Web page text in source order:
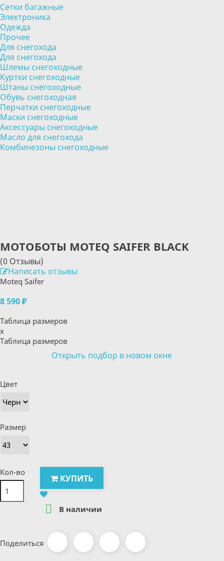
Сетки багажные
Электроника
Одежда
Прочее
Для снегохода
Для снегохода
Шлемы снегоходные
Куртки снегоходные
Штаны снегоходные
Обувь снегоходная
Перчатки снегоходные
Маски снегоходные
Аксессуары снегоходные
Масло для снегохода
Комбинезоны снегоходные
МОТОБОТЫ MOTEQ SAIFER BLACK
(0 Отзывы)
Написать отзывы
Moteq Saifer
8 590 ₽
Таблица размеров
x
Таблица размеров
Открыть подбор в новом окне
Цвет
Размер
Кол-во
КУПИТЬ
 В наличии
Поделиться